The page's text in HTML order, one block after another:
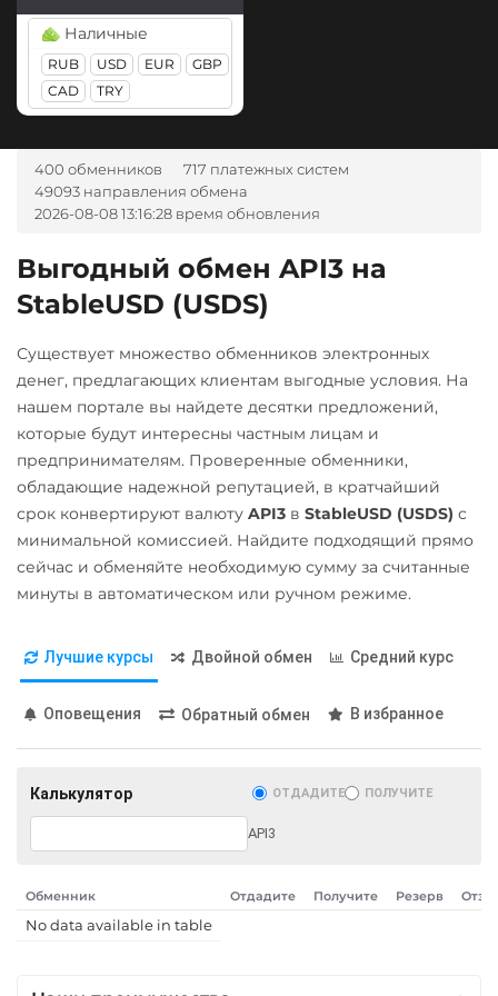
PancakeSwap (CAKE)
Pepe
Pol (ex-MATIC)
Qtum
Ravencoin (RVN)
Ripple (XRP)
Shib
Solana (SOL)
Starknet (STRK)
Stellar (XLM)
Sui
Terra (LUNA)
Tether (USDT)
ERC20 TRC20
BEP20
TON
NEAR
Tether Gold (XAUt)
Tezos (XTZ)
Tron (TRX)
ERC20 TRC20
TRUMP
Ак Барс Банк RUB
Альфа-Банк
RUB
Газпромбанк RUB
Евразийский Банк KZT
Карта Unionpay CNY
Карта UZCARD UZS
Любой банк
МТС Банк RUB
ОТП Банк
RUB UAH
Ощадбанк UAH
Приват24
Райффайзен
RUB UAH
РНКБ RUB
Росбанк RUB
Наличные
RUB USD EUR
GBP
CAD
TRY
400 обменников
717 платежных систем
49093 направления обмена
2026-08-08 13:16:28 время обновления
Выгодный обмен API3 на
StableUSD (USDS)
Существует множество обменников электронных
денег, предлагающих клиентам выгодные условия. На
нашем портале вы найдете десятки предложений,
которые будут интересны частным лицам и
предпринимателям. Проверенные обменники,
обладающие надежной репутацией, в кратчайший
срок конвертируют валюту API3 в StableUSD (USDS) с
минимальной комиссией. Найдите подходящий прямо
сейчас и обменяйте необходимую сумму за считанные
минуты в автоматическом или ручном режиме.
Лучшие курсы Двойной обмен Средний курс
Оповещения Обратный обмен В избранное
Калькулятор ОТДАДИТЕ ПОЛУЧИТЕ
API3
Обменник Отдадите Получите Резерв
No data available in table